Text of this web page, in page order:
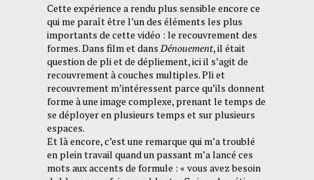
Cette expérience a rendu plus sensible encore ce
qui me paraît être l’un des éléments les plus
importants de cette vidéo : le recouvrement des
formes. Dans film et dans Dénouement, il était
question de pli et de dépliement, ici il s’agit de
recouvrement à couches multiples. Pli et
recouvrement m’intéressent parce qu’ils donnent
forme à une image complexe, prenant le temps de
se déployer en plusieurs temps et sur plusieurs
espaces.
Et là encore, c’est une remarque qui m’a troublé
en plein travail quand un passant m’a lancé ces
mots aux accents de formule : « vous avez besoin